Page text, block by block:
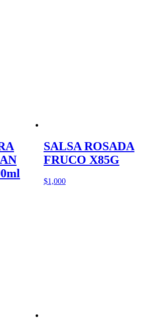
SALSA ROSADA
FRUCO X85G
$1,000